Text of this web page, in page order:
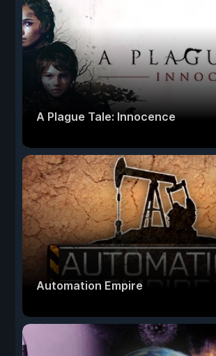
A Plague Tale: Innocence
Automation Empire